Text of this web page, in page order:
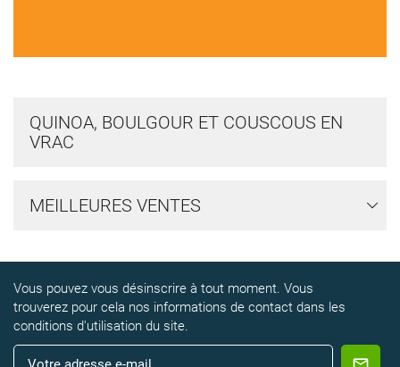
QUINOA, BOULGOUR ET COUSCOUS EN
VRAC
MEILLEURES VENTES
Vous pouvez vous désinscrire à tout moment. Vous
trouverez pour cela nos informations de contact dans les
conditions d'utilisation du site.